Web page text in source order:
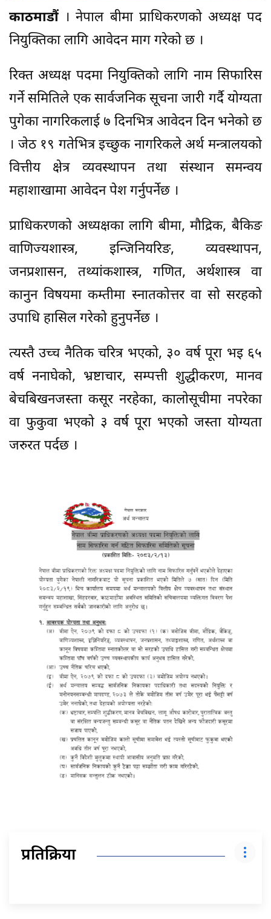
काठमाडौं । नेपाल बीमा प्राधिकरणको अध्यक्ष पद
नियुक्तिका लागि आवेदन माग गरेको छ ।
रिक्त अध्यक्ष पदमा नियुक्तिको लागि नाम सिफारिस
गर्ने समितिले एक सार्वजनिक सूचना जारी गर्दै योग्यता
पुगेका नागरिकलाई ७ दिनभित्र आवेदन दिन भनेको छ
। जेठ १९ गतेभित्र इच्छुक नागरिकले अर्थ मन्त्रालयको
वित्तीय क्षेत्र व्यवस्थापन तथा संस्थान समन्वय
महाशाखामा आवेदन पेश गर्नुपर्नेछ ।
प्राधिकरणको अध्यक्षका लागि बीमा, मौद्रिक, बैकिङ
वाणिज्यशास्त्र, इन्जिनियरिङ, व्यवस्थापन,
जनप्रशासन, तथ्यांकशास्त्र, गणित, अर्थशास्त्र वा
कानुन विषयमा कम्तीमा स्नातकोत्तर वा सो सरहको
उपाधि हासिल गरेको हुनुपर्नेछ ।
त्यस्तै उच्च नैतिक चरित्र भएको, ३० वर्ष पूरा भइ ६५
वर्ष ननाघेको, भ्रष्टाचार, सम्पत्ती शुद्धीकरण, मानव
बेचबिखनजस्ता कसूर नरहेका, कालोसूचीमा नपरेका
वा फुकुवा भएको ३ वर्ष पूरा भएको जस्ता योग्यता
जरुरत पर्दछ ।
प्रतिक्रिया